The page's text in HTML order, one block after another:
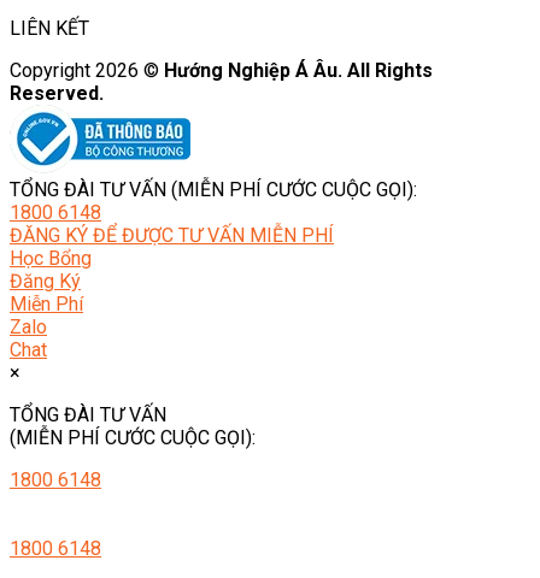
LIÊN KẾT
Copyright 2026 © Hướng Nghiệp Á Âu. All Rights
Reserved.
TỔNG ĐÀI TƯ VẤN (MIỄN PHÍ CƯỚC CUỘC GỌI):
1800 6148
ĐĂNG KÝ ĐỂ ĐƯỢC TƯ VẤN MIỄN PHÍ
Học Bổng
Đăng Ký
Miễn Phí
Zalo
Chat
×
TỔNG ĐÀI TƯ VẤN
(MIỄN PHÍ CƯỚC CUỘC GỌI):
1800 6148
1800 6148